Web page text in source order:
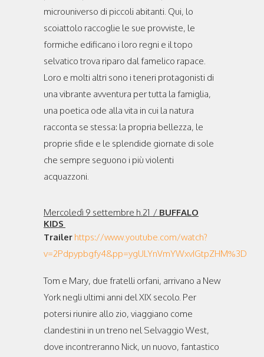
microuniverso di piccoli abitanti. Qui, lo
scoiattolo raccoglie le sue provviste, le
formiche edificano i loro regni e il topo
selvatico trova riparo dal famelico rapace.
Loro e molti altri sono i teneri protagonisti di
una vibrante avventura per tutta la famiglia,
una poetica ode alla vita in cui la natura
racconta se stessa: la propria bellezza, le
proprie sfide e le splendide giornate di sole
che sempre seguono i più violenti
acquazzoni.
Mercoledì 9 settembre h.21 / BUFFALO
KIDS
Trailer https://www.youtube.com/watch?
v=2Pdpypbgfy4&pp=ygULYnVmYWxvIGtpZHM%3D
Tom e Mary, due fratelli orfani, arrivano a New
York negli ultimi anni del XIX secolo. Per
potersi riunire allo zio, viaggiano come
clandestini in un treno nel Selvaggio West,
dove incontreranno Nick, un nuovo, fantastico